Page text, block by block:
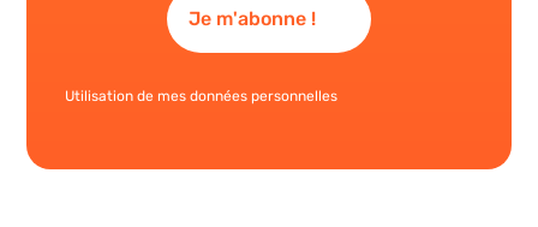
Utilisation de mes données personnelles